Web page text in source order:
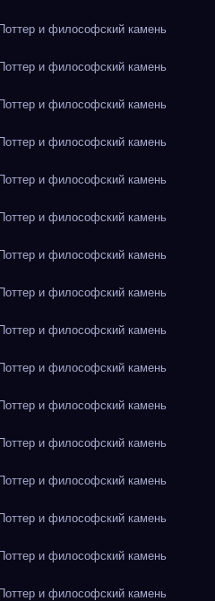
и философский камень
и философский камень
и философский камень
и философский камень
и философский камень
и философский камень
и философский камень
и философский камень
и философский камень
и философский камень
и философский камень
и философский камень
и философский камень
и философский камень
и философский камень
и философский камень